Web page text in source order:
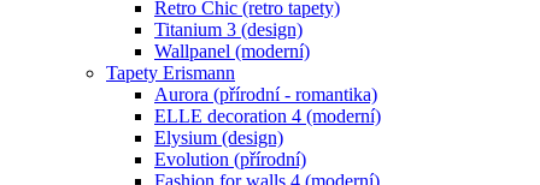
Retro Chic (retro tapety)
Titanium 3 (design)
Wallpanel (moderní)
Tapety Erismann
Aurora (přírodní - romantika)
ELLE decoration 4 (moderní)
Elysium (design)
Evolution (přírodní)
Fashion for walls 4 (moderní)